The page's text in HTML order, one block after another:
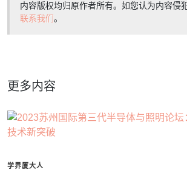
内容版权均归原作者所有。如您认为内容侵
联系我们。
更多内容
学界厦大人